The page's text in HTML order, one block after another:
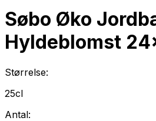
Søbo Øko
Hyldeblomst 24
Størrelse:
25cl
Antal: